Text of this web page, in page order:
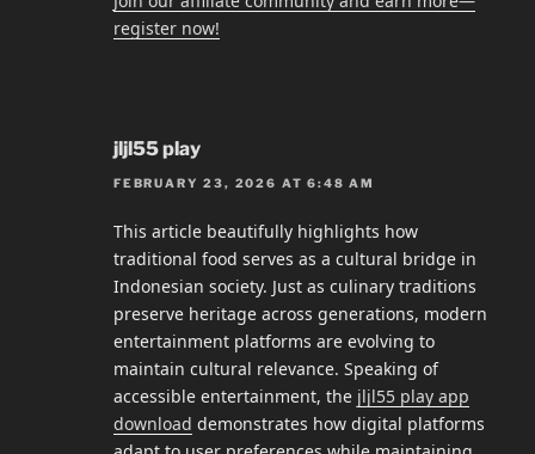
register now!
jljl55 play
FEBRUARY 23, 2026 AT 6:48 AM
This article beautifully highlights how
traditional food serves as a cultural bridge in
Indonesian society. Just as culinary traditions
preserve heritage across generations, modern
entertainment platforms are evolving to
maintain cultural relevance. Speaking of
accessible entertainment, the jljl55 play app
download demonstrates how digital platforms